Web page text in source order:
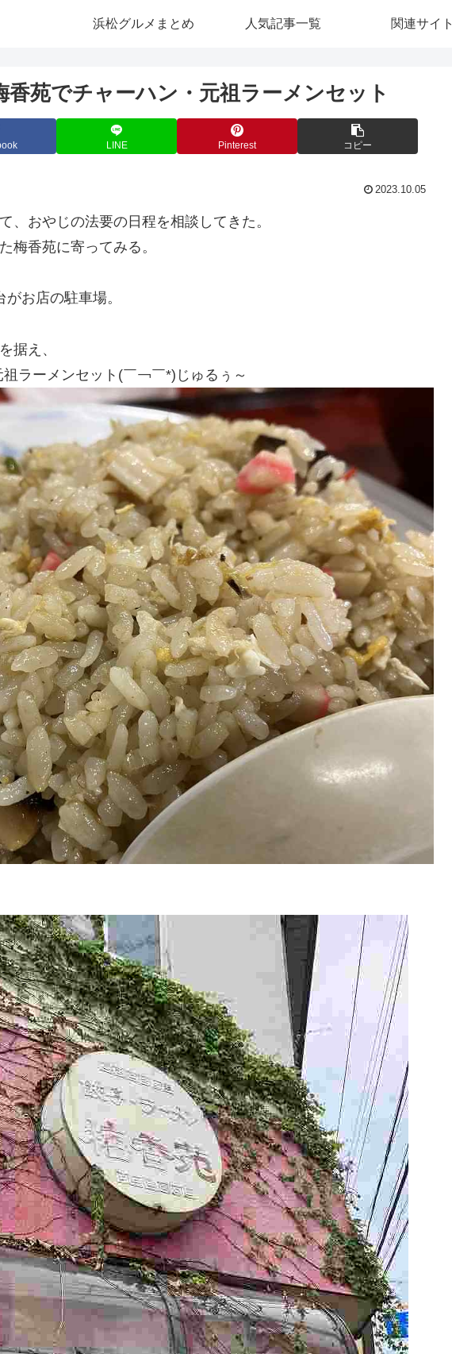
浜松グルメまとめ 人気記事一覧 関連サイト
香苑でチャーハン・元祖ラーメンセット
LINE Pinterest コピー
2023.10.05
、おやじの法要の日程を相談してきた。
梅香苑に寄ってみる。
お店の駐車場。
据え、
ラーメンセット(￣￢￣*)じゅるぅ～